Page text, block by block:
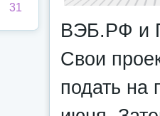
ВЭБ.РФ и
Свои
подать на
31